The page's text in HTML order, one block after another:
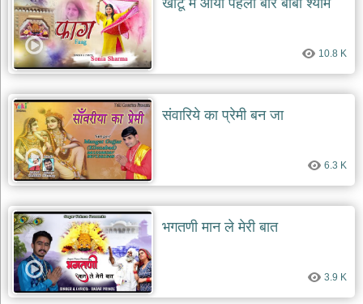
देश
भक्ति
भजन
patriotic
खाटू
श्याम
भजन
khatu
shaym
bhajans
रानी
सती
दादी
भजन
rani
sati
dadi
खाटू में आया पहली बार बाबा श्याम
10.8 K
संवारिये का प्रेमी बन जा
6.3 K
भगतणी मान ले मेरी बात
3.9 K